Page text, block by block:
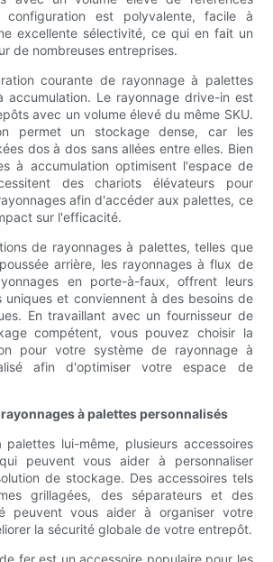
configuration est polyvalente, facile à
excellente sélectivité, ce qui en fait un
de nombreuses entreprises.
courante de rayonnage à palettes
accumulation. Le rayonnage drive-in est
avec un volume élevé du même SKU.
permet un stockage dense, car les
dos à dos sans allées entre elles. Bien
à accumulation optimisent l'espace de
des chariots élévateurs pour
afin d'accéder aux palettes, ce
sur l'efficacité.
de rayonnages à palettes, telles que
arrière, les rayonnages à flux de
en porte-à-faux, offrent leurs
uniques et conviennent à des besoins de
En travaillant avec un fournisseur de
compétent, vous pouvez choisir la
pour votre système de rayonnage à
afin d'optimiser votre espace de
à palettes personnalisés
lui-même, plusieurs accessoires
peuvent vous aider à personnaliser
de stockage. Des accessoires tels
grillagées, des séparateurs et des
peuvent vous aider à organiser votre
la sécurité globale de votre entrepôt.